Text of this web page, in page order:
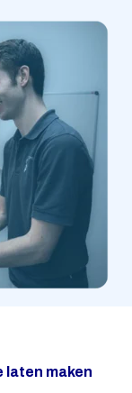
laten maken